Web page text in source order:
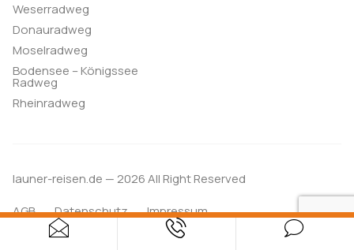
Weserradweg
Donauradweg
Moselradweg
Bodensee – Königssee
Radweg
Rheinradweg
launer-reisen.de — 2026 All Right Reserved
AGB
Datenschutz Impressum